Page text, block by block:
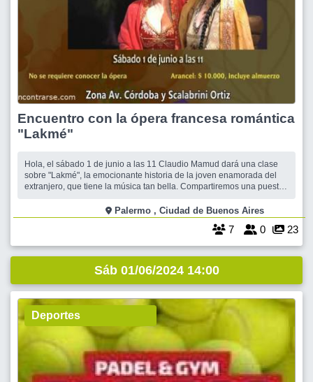
Encuentro con la ópera francesa romántica
"Lakmé"
Hola, el sábado 1 de junio a las 11 Claudio Mamud dará una clase
sobre "Lakmé", la emocionante historia de la joven enamorada del
extranjero, que tiene la música tan bella. Compartiremos una puesta
la clase... ¡¡¡Almorzamos todos juntos!! ¡Te encantará! Podés ver el
Palermo , Ciudad de Buenos Aires
7 0 23
Sáb 01/06/2024 14:00
Deportes